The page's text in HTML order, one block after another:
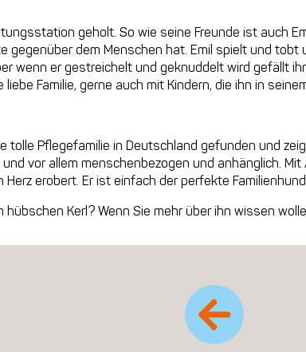
geholt. So wie seine Freunde ist auch
gegenüber dem Menschen hat. Emil spielt und
wenn er gestreichelt und geknuddelt wird gefällt
liebe Familie, gerne auch mit Kindern, die ihn in
tolle Pflegefamilie in Deutschland gefunden und
vor allem menschenbezogen und anhänglich.
Herz erobert. Er ist einfach der perfekte
hübschen Kerl? Wenn Sie mehr über ihn wissen